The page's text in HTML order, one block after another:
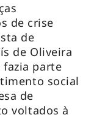
de crise
de
de Oliveira
fazia parte
social
de
voltados à